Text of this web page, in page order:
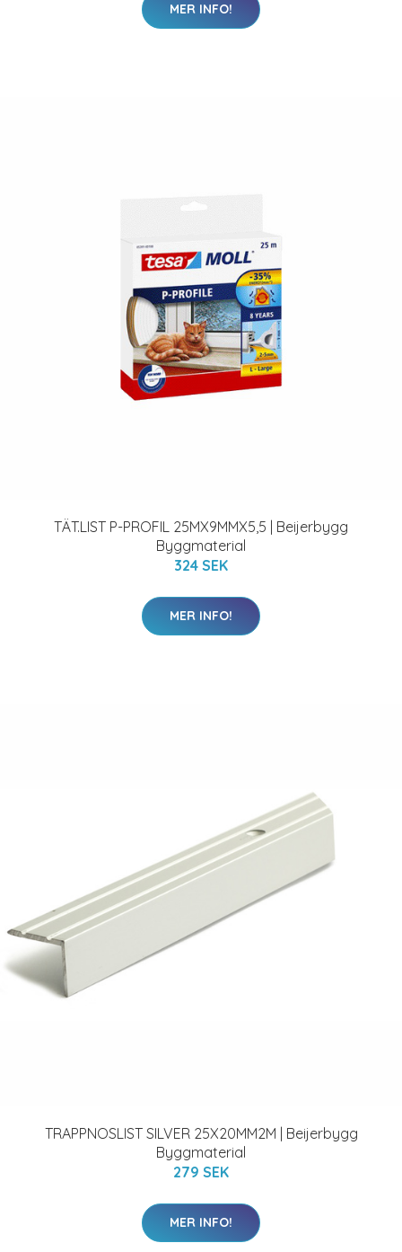
MER INFO!
TÄT.LIST P-PROFIL 25MX9MMX5,5 | Beijerbygg
Byggmaterial
324 SEK
MER INFO!
TRAPPNOSLIST SILVER 25X20MM2M | Beijerbygg
Byggmaterial
279 SEK
MER INFO!